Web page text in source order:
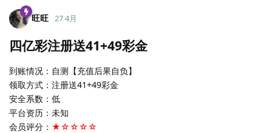
旺旺 27 4月
四亿彩注册送41+49彩金
到账情况：自测【充值后果自负】
领取方式：注册送41+49彩金
安全系数：低
平台资历：未知
会员评分： ★☆☆☆☆